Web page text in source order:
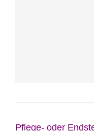
Pflege- oder